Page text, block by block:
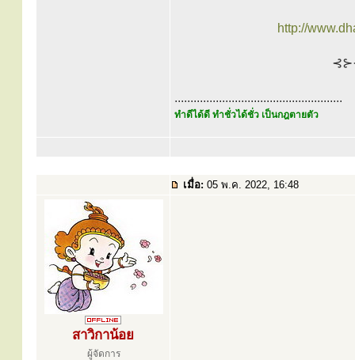
http://
.....................................................
ทำดีได้ดี ทำชั่วได้ชั่ว เป็นกฎตายตัว
เมื่อ: 05 พ.ค. 2022, 16:48
สาวิกาน้อย
ผู้จัดการ